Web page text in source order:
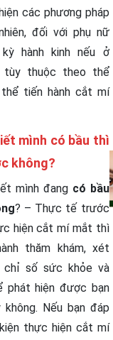
các phương pháp
đối với phụ nữ
hành kinh nếu ở
tùy thuộc theo thể
tiến hành cắt mí
mình có bầu thì
không?
mình đang có bầu
? – Thực tế trước
hiện cắt mí mắt thì
thăm khám, xét
chỉ số sức khỏe và
phát hiện được bạn
Nếu bạn đáp
thực hiện cắt mí